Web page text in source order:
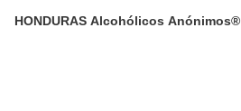
HONDURAS Alcohólicos Anónimos®